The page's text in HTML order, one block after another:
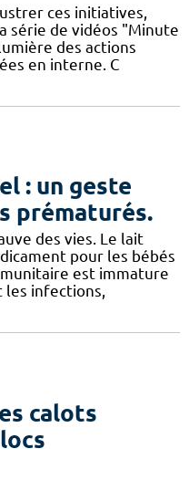
ces initiatives,
série de vidéos "Minute
des actions
en interne. C
: un geste
prématurés.
des vies. Le lait
pour les bébés
est immature
infections,
calots